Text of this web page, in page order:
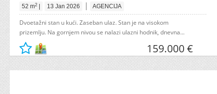
52 m2 13 Jan 2026 | AGENCIJA
Dvoetažni stan u kući. Zaseban ulaz. Stan je na visokom
prizemlju. Na gornjem nivou se nalazi ulazni hodnik, dnevna...
159.000 €